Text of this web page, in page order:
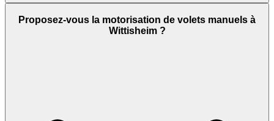
Proposez-vous la motorisation de volets manuels à
Wittisheim ?